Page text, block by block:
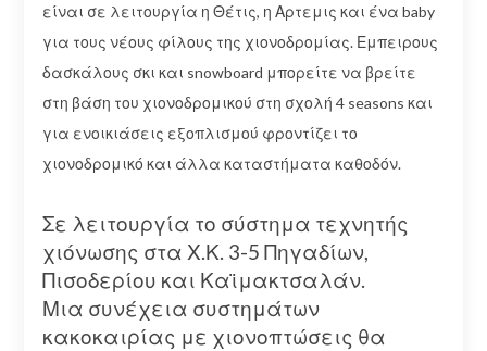
είναι σε λειτουργία η Θέτις, η Αρτεμις και ένα baby
για τους νέους φίλους της χιονοδρομίας. Εμπειρους
δασκάλους σκι και snowboard μπορείτε να βρείτε
στη βάση του χιονοδρομικού στη σχολή 4 seasons και
για ενοικιάσεις εξοπλισμού φροντίζει το
χιονοδρομικό και άλλα καταστήματα καθοδόν.
Σε λειτουργία το σύστημα τεχνητής
χιόνωσης στα Χ.Κ. 3-5 Πηγαδίων,
Πισοδερίου και Καϊμακτσαλάν.
Μια συνέχεια συστημάτων
κακοκαιρίας με χιονοπτώσεις θα